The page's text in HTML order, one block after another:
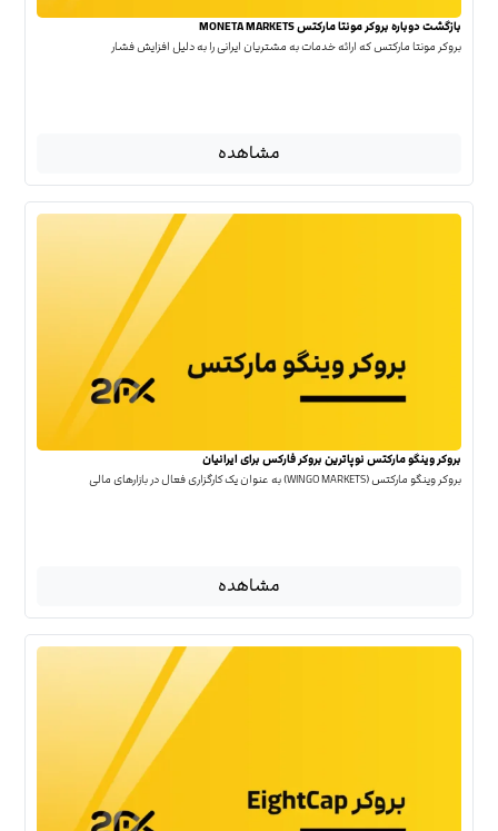
بازگشت دوباره بروکر مونتا مارکتس MONETA MARKETS
بروکر مونتا مارکتس که ارائه خدمات به مشتریان ایرانی را به دلیل افزایش فشار
مشاهده
بروکر وینگو مارکتس نوپاترین بروکر فارکس برای ایرانیان
بروکر وینگو مارکتس (WINGO MARKETS) به عنوان یک کارگزاری فعال در بازارهای مالی
مشاهده